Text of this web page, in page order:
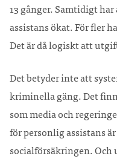
13 gånger. Samtidigt
assistans ökat. För fler
Det är då logiskt att
Det betyder inte att
kriminella gäng. Det
som media och
för personlig assistans
socialförsäkringen.